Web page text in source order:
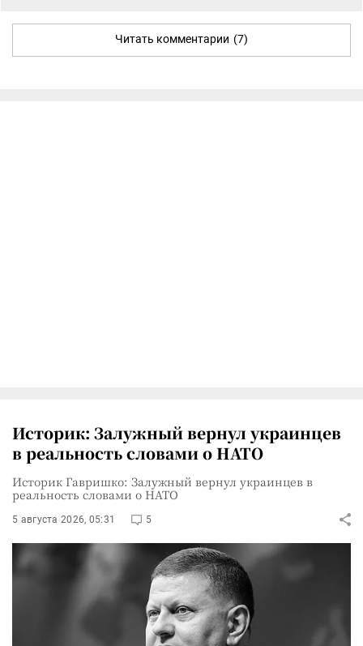
Читать комментарии (7)
Историк: Залужный вернул украинцев
в реальность словами о НАТО
Историк Гавришко: Залужный вернул украинцев в
реальность словами о НАТО
5 августа 2026, 05:31 5